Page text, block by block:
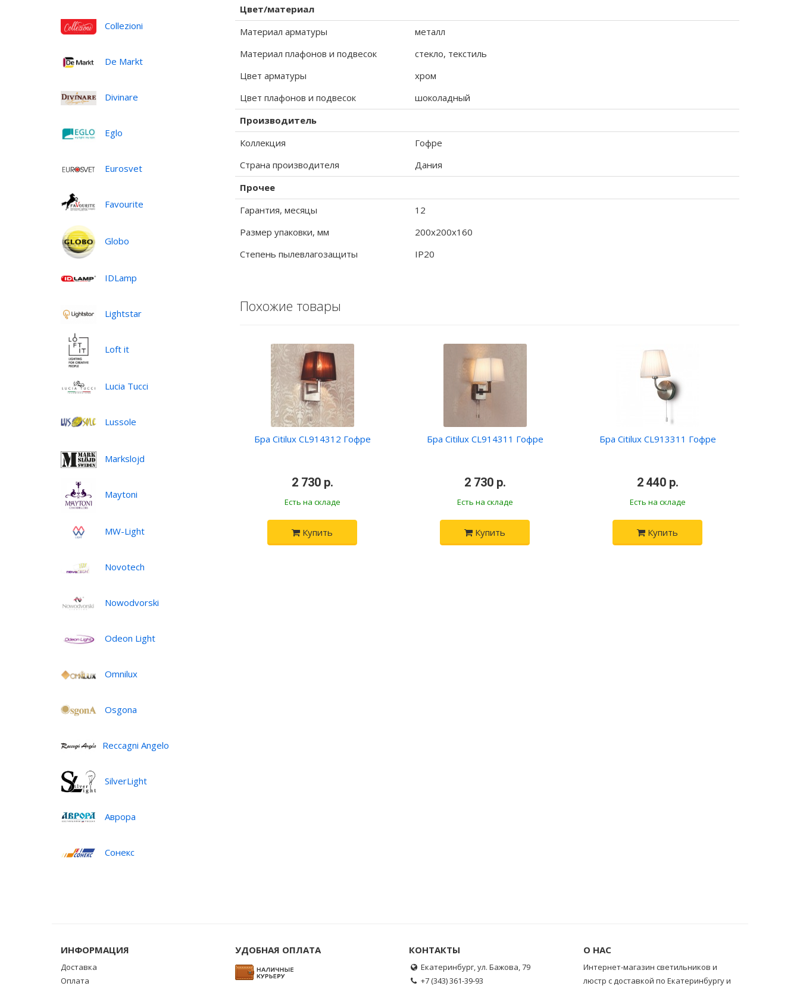
Collezioni
De Markt
Divinare
Eglo
Eurosvet
Favourite
Globo
IDLamp
Lightstar
Loft it
Lucia Tucci
Lussole
Markslojd
Maytoni
MW-Light
Novotech
Nowodvorski
Odeon Light
Omnilux
Osgona
Reccagni Angelo
SilverLight
Аврора
Сонекс
Цвет/материал
Материал арматуры
металл
Материал плафонов и подвесок
стекло, текстиль
Цвет арматуры
хром
Цвет плафонов и подвесок
шоколадный
Производитель
Коллекция
Гофре
Страна производителя
Дания
Прочее
Гарантия, месяцы
12
Размер упаковки, мм
200x200x160
Степень пылевлагозащиты
IP20
Похожие товары
Бра Citilux CL914312 Гофре
2 730 р.
Есть на складе
Купить
Бра Citilux CL914311 Гофре
2 730 р.
Есть на складе
Купить
Бра Citilux CL913311 Гофре
2 440 р.
Есть на складе
Купить
ИНФОРМАЦИЯ
Доставка
Оплата
УДОБНАЯ ОПЛАТА КОНТАКТЫ
Екатеринбург, ул. Бажова, 79
+7 (343) 361-39-93
О НАС
Интернет-магазин светильников и
люстр с доставкой по Екатеринбургу и